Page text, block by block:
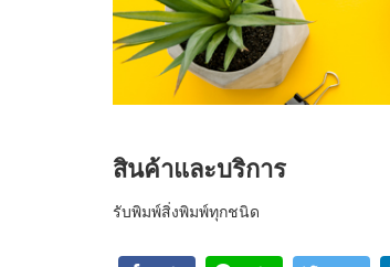
สินค้าและบริการ
รับพิมพ์สิ่งพิมพ์ทุกชนิด